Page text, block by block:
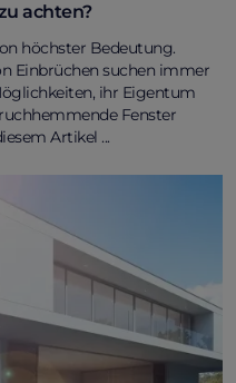
achten?
höchster Bedeutung.
Einbrüchen suchen immer
ihr Eigentum
Fenster
Artikel ...